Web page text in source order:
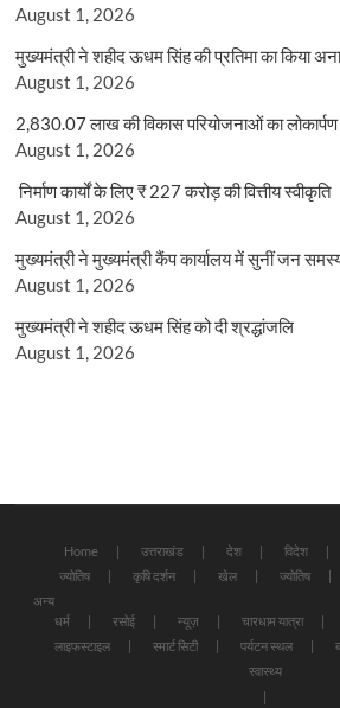
August 1, 2026
मुख्यमंत्री ने शहीद ऊधम सिंह की प्रतिमा का किया
August 1, 2026
2,830.07 लाख की विकास परियोजनाओं का लोकार्पण
August 1, 2026
निर्माण कार्यों के लिए ₹ 227 करोड़ की वित्तीय स्वीकृति
August 1, 2026
मुख्यमंत्री ने मुख्यमंत्री कैंप कार्यालय में सुनीं जन
August 1, 2026
मुख्यमंत्री ने शहीद ऊधम सिंह को दी श्रद्धांजलि
August 1, 2026
Home उत्तराखंड देश विदेश
ज्योतिष
कृषि दर्शन खेल ज्योतिष
अन्य
धर्म
रसोई न्यूज़ चारधाम यात्रा
लाइफस्टाइल
स्मार्ट सिटी पर्यटन स्थल
स्वास्थ्य